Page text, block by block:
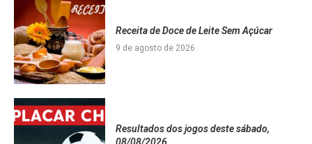
Receita de Doce de Leite Sem Açúcar
9 de agosto de 2026
Resultados dos jogos deste sábado,